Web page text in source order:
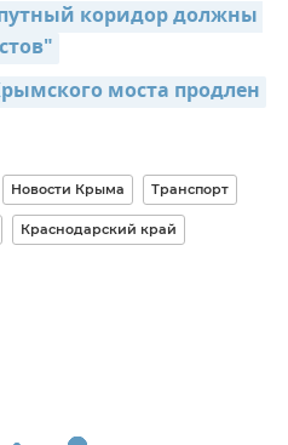
коридор должны
моста продлен
Новости Крыма Транспорт
Краснодарский край